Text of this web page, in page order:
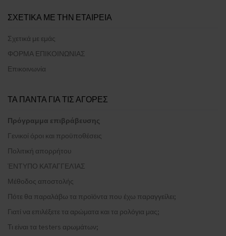
ΣΧΕΤΙΚΑ ΜΕ ΤΗΝ ΕΤΑΙΡΕΙΑ
Σχετικά με εμάς
ΦΟΡΜΑ ΕΠΙΚΟΙΝΩΝΙΑΣ
Επικοινωνία
ΤΑ ΠΑΝΤΑ ΓΙΑ ΤΙΣ ΑΓΟΡΕΣ
Πρόγραμμα επιβράβευσης
Γενικοί όροι και προϋποθέσεις
Πολιτική απορρήτου
ΈΝΤΥΠΟ ΚΑΤΑΓΓΕΛΊΑΣ
Μέθοδος αποστολής
Πότε θα παραλάβω τα προϊόντα που έχω παραγγείλει;
Γιατί να επιλέξετε τα αρώματα και τα ρολόγια μας;
Τι είναι τα testers αρωμάτων;